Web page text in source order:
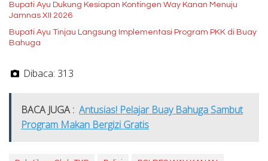
Bupati Ayu Dukung Kesiapan Kontingen Way Kanan Menuju
Jamnas XII 2026
Bupati Ayu Tinjau Langsung Implementasi Program PKK di Buay
Bahuga
Dibaca: 313
BACA JUGA : Antusias! Pelajar Buay Bahuga Sambut
Program Makan Bergizi Gratis